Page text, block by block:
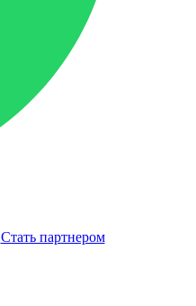
Стать партнером